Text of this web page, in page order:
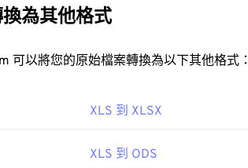
為其他格式
可以將您的原始檔案轉換為以下其他格式：
XLS 到 XLSX
XLS 到 ODS